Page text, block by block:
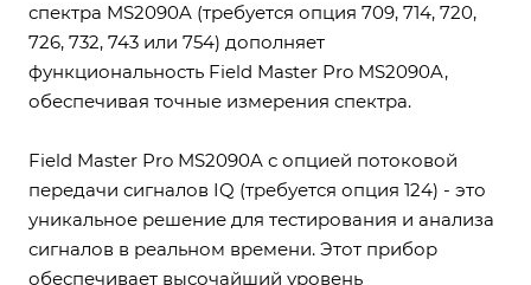
спектра MS2090A (требуется опция 709, 714, 720,
726, 732, 743 или 754) дополняет
функциональность Field Master Pro MS2090A,
обеспечивая точные измерения спектра.
Field Master Pro MS2090A с опцией потоковой
передачи сигналов IQ (требуется опция 124) - это
уникальное решение для тестирования и анализа
сигналов в реальном времени. Этот прибор
обеспечивает высочайший уровень